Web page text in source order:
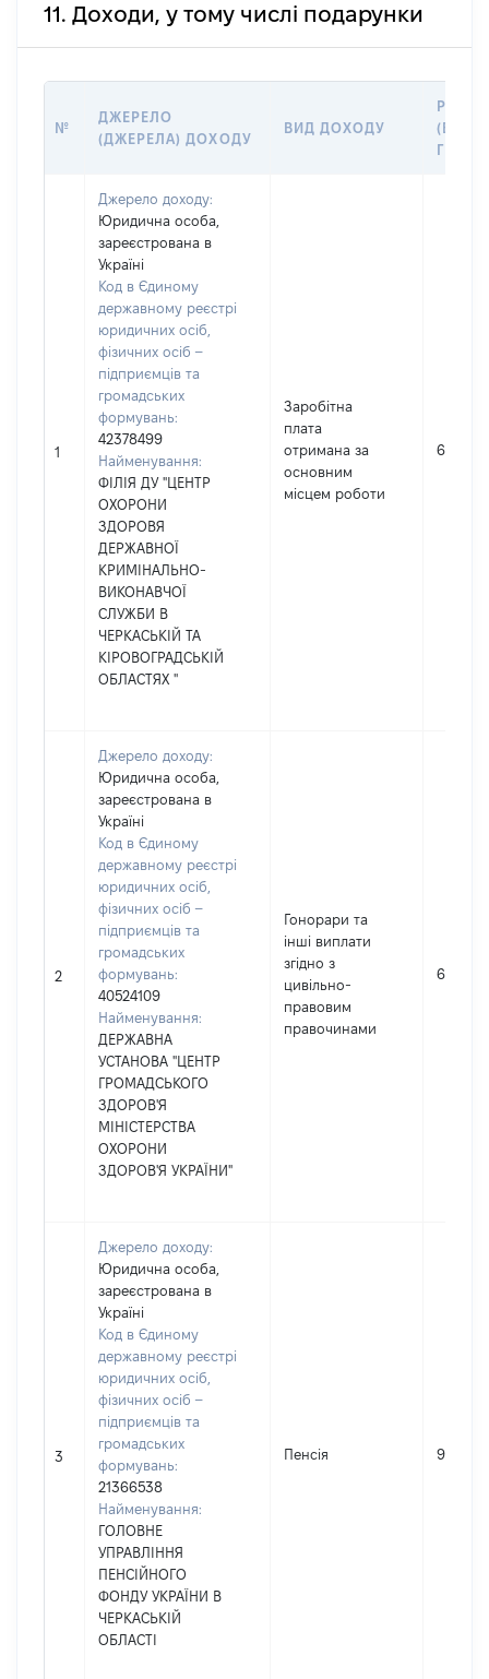
11. Доходи, у тому числі подарунки
№
ДЖЕРЕЛО
(ДЖЕРЕЛА) ДОХОДУ
ВИД ДОХОДУ
ГРН
1
Джерело доходу:
Юридична особа,
зареєстрована в
Україні
Код в Єдиному
державному реєстрі
юридичних осіб,
фізичних осіб –
підприємців та
громадських
формувань:
42378499
Найменування:
ФІЛІЯ ДУ "ЦЕНТР
ОХОРОНИ
ЗДОРОВЯ
ДЕРЖАВНОЇ
КРИМІНАЛЬНО-
ВИКОНАВЧОЇ
СЛУЖБИ В
ЧЕРКАСЬКІЙ ТА
КІРОВОГРАДСЬКІЙ
ОБЛАСТЯХ "
Заробітна
плата
отримана за
основним
місцем роботи
687600
2
Джерело доходу:
Юридична особа,
зареєстрована в
Україні
Код в Єдиному
державному реєстрі
юридичних осіб,
фізичних осіб –
підприємців та
громадських
формувань:
40524109
Найменування:
ДЕРЖАВНА
УСТАНОВА "ЦЕНТР
ГРОМАДСЬКОГО
ЗДОРОВ'Я
МІНІСТЕРСТВА
ОХОРОНИ
ЗДОРОВ'Я УКРАЇНИ"
Гонорари та
інші виплати
згідно з
цивільно-
правовим
правочинами
67869
3
Джерело доходу:
Юридична особа,
зареєстрована в
Україні
Код в Єдиному
державному реєстрі
юридичних осіб,
фізичних осіб –
підприємців та
громадських
формувань:
21366538
Найменування:
ГОЛОВНЕ
УПРАВЛІННЯ
ПЕНСІЙНОГО
ФОНДУ УКРАЇНИ В
ЧЕРКАСЬКІЙ
ОБЛАСТІ
Пенсія 96711